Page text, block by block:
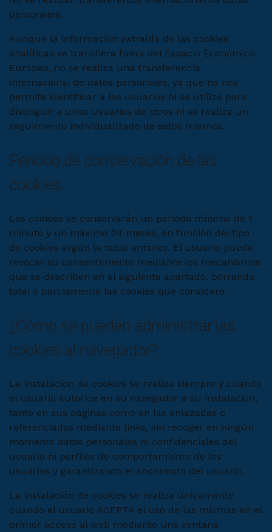
personales.
Aunque la información extraída de las cookies
analíticas se transfiera fuera del Espacio Económico
Europeo, no se realiza una transferencia
internacional de datos personales, ya que no nos
permite identificar a los usuarios ni se utiliza para
distinguir a unos usuarios de otros ni se realiza un
seguimiento individualizado de estos mismos.
Periodo de conservación de las
cookies
Las cookies se conservarán un periodo mínimo de 1
minuto y un máximo 24 meses, en función del tipo
de cookies según la tabla anterior. El usuario puede
revocar su consentimiento mediante los mecanismos
que se describen en el siguiente apartado, borrando
total o parciamente las cookies que considere.
¿Cómo se pueden administrar las
cookies al navegador?
La instalación de cookies se realiza siempre y cuando
el usuario autorice en su navegador a su instalación,
tanto en sus páginas como en las enlazadas o
referenciadas mediante links, sin recoger en ningún
momento datos personales ni confidenciales del
usuario ni perfiles de comportamiento de los
usuarios y garantizando el anonimato del usuario.
La instalación de cookies se realiza únicamente
cuando el usuario ACEPTA el uso de las mismas en el
primer acceso al web mediante una ventana